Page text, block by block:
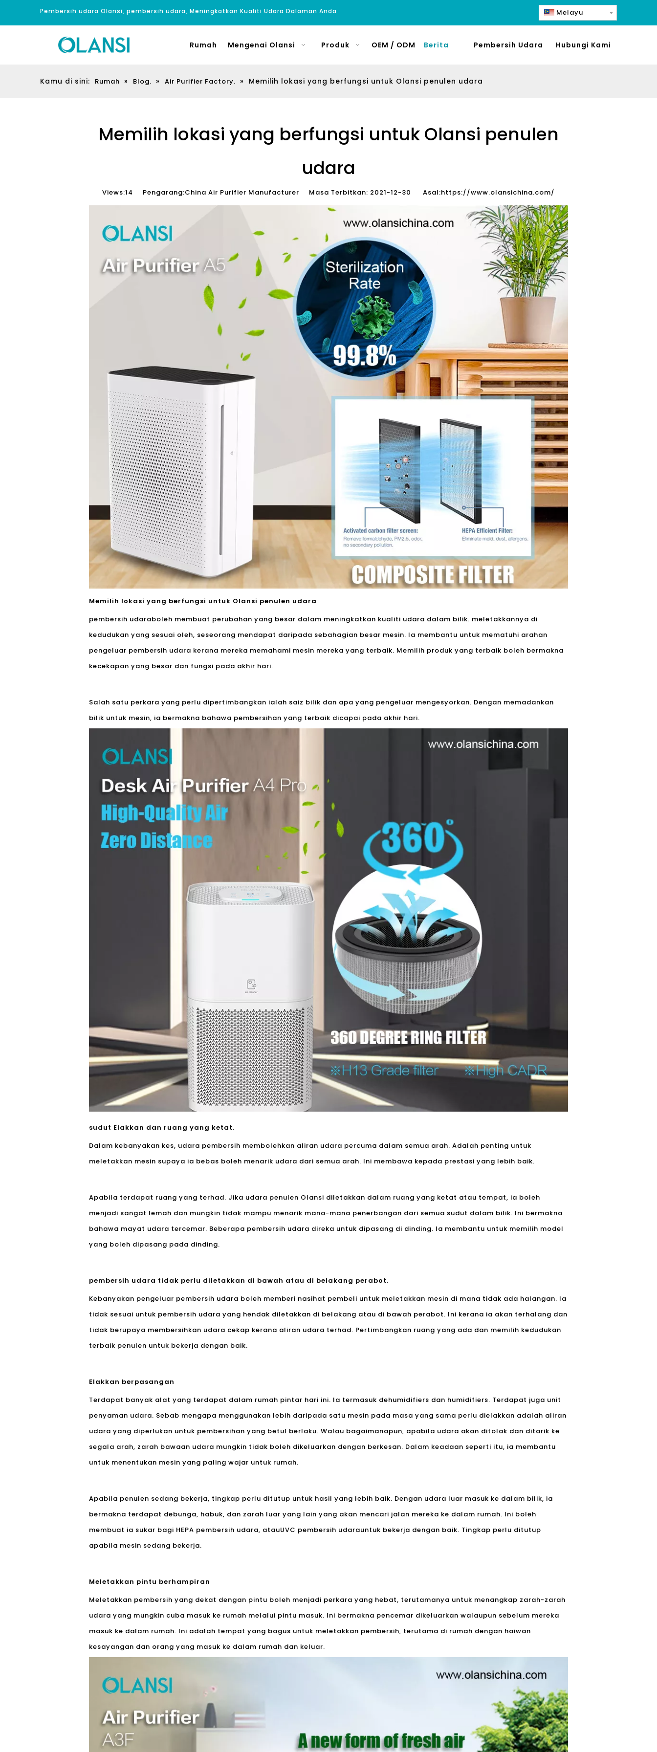
Pembersih udara Olansi, pembersih udara, Meningkatkan Kualiti Udara Dalaman Anda Melayu
Rumah Mengenai Olansi Produk OEM / ODM Berita Pembersih Udara Hubungi Kami
Kamu di sini: Rumah » Blog. » Air Purifier Factory. » Memilih lokasi yang berfungsi untuk Olansi penulen udara
Memilih lokasi yang berfungsi untuk Olansi penulen
udara
Views:14 Pengarang:China Air Purifier Manufacturer Masa Terbitkan: 2021-12-30 Asal:https://www.olansichina.com/
Memilih lokasi yang berfungsi untuk Olansi penulen udara
pembersih udaraboleh membuat perubahan yang besar dalam meningkatkan kualiti udara dalam bilik. meletakkannya di
kedudukan yang sesuai oleh, seseorang mendapat daripada sebahagian besar mesin. Ia membantu untuk mematuhi arahan
pengeluar pembersih udara kerana mereka memahami mesin mereka yang terbaik. Memilih produk yang terbaik boleh bermakna
kecekapan yang besar dan fungsi pada akhir hari.
Salah satu perkara yang perlu dipertimbangkan ialah saiz bilik dan apa yang pengeluar mengesyorkan. Dengan memadankan
bilik untuk mesin, ia bermakna bahawa pembersihan yang terbaik dicapai pada akhir hari.
sudut Elakkan dan ruang yang ketat.
Dalam kebanyakan kes, udara pembersih membolehkan aliran udara percuma dalam semua arah. Adalah penting untuk
meletakkan mesin supaya ia bebas boleh menarik udara dari semua arah. Ini membawa kepada prestasi yang lebih baik.
Apabila terdapat ruang yang terhad. Jika udara penulen Olansi diletakkan dalam ruang yang ketat atau tempat, ia boleh
menjadi sangat lemah dan mungkin tidak mampu menarik mana-mana penerbangan dari semua sudut dalam bilik. Ini bermakna
bahawa mayat udara tercemar. Beberapa pembersih udara direka untuk dipasang di dinding. Ia membantu untuk memilih model
yang boleh dipasang pada dinding.
pembersih udara tidak perlu diletakkan di bawah atau di belakang perabot.
Kebanyakan pengeluar pembersih udara boleh memberi nasihat pembeli untuk meletakkan mesin di mana tidak ada halangan. Ia
tidak sesuai untuk pembersih udara yang hendak diletakkan di belakang atau di bawah perabot. Ini kerana ia akan terhalang dan
tidak berupaya membersihkan udara cekap kerana aliran udara terhad. Pertimbangkan ruang yang ada dan memilih kedudukan
terbaik penulen untuk bekerja dengan baik.
Elakkan berpasangan
Terdapat banyak alat yang terdapat dalam rumah pintar hari ini. Ia termasuk dehumidifiers dan humidifiers. Terdapat juga unit
penyaman udara. Sebab mengapa menggunakan lebih daripada satu mesin pada masa yang sama perlu dielakkan adalah aliran
udara yang diperlukan untuk pembersihan yang betul berlaku. Walau bagaimanapun, apabila udara akan ditolak dan ditarik ke
segala arah, zarah bawaan udara mungkin tidak boleh dikeluarkan dengan berkesan. Dalam keadaan seperti itu, ia membantu
untuk menentukan mesin yang paling wajar untuk rumah.
Apabila penulen sedang bekerja, tingkap perlu ditutup untuk hasil yang lebih baik. Dengan udara luar masuk ke dalam bilik, ia
bermakna terdapat debunga, habuk, dan zarah luar yang lain yang akan mencari jalan mereka ke dalam rumah. Ini boleh
membuat ia sukar bagi HEPA pembersih udara, atauUVC pembersih udarauntuk bekerja dengan baik. Tingkap perlu ditutup
apabila mesin sedang bekerja.
Meletakkan pintu berhampiran
Meletakkan pembersih yang dekat dengan pintu boleh menjadi perkara yang hebat, terutamanya untuk menangkap zarah-zarah
udara yang mungkin cuba masuk ke rumah melalui pintu masuk. Ini bermakna pencemar dikeluarkan walaupun sebelum mereka
masuk ke dalam rumah. Ini adalah tempat yang bagus untuk meletakkan pembersih, terutama di rumah dengan haiwan
kesayangan dan orang yang masuk ke dalam rumah dan keluar.